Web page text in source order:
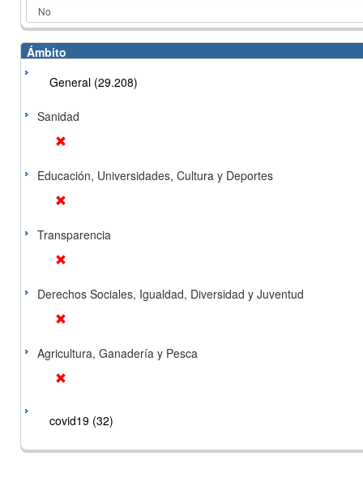
Ámbito
General (29.208)
Sanidad
Educación, Universidades, Cultura y Deportes
Transparencia
Derechos Sociales, Igualdad, Diversidad y Juventud
Agricultura, Ganadería y Pesca
covid19 (32)